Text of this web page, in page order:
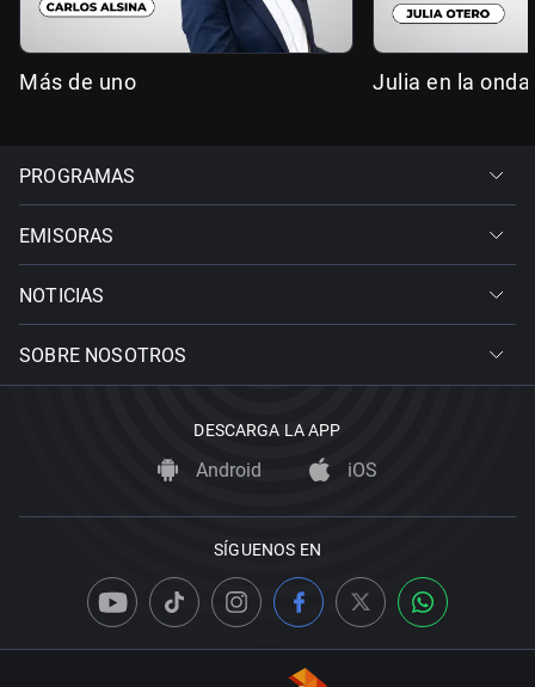
Más de uno Julia en la onda
PROGRAMAS
EMISORAS
NOTICIAS
SOBRE NOSOTROS
DESCARGA LA APP
Android iOS
SÍGUENOS EN